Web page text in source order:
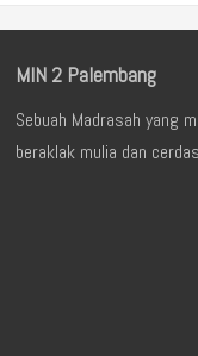
MIN 2 Palembang
Sebuah Madrasah yang
beraklak mulia dan